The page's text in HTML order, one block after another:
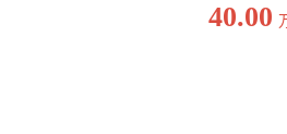
40.00